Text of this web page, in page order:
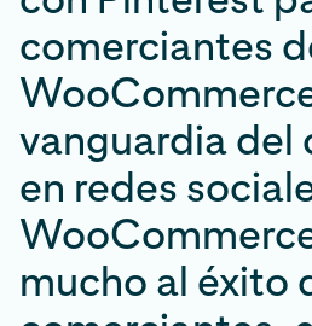
comerciantes
vanguardia del
en redes
mucho al éxito